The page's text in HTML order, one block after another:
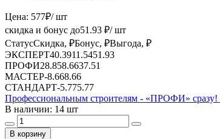
Цена: 577₽/ шт
скидка и бонус до51.93 ₽/ шт
СтатусСкидка, ₽Бонус, ₽Выгода, ₽
ЭКСПЕРТ40.3911.5451.93
ПРОФИ28.858.6637.51
МАСТЕР-8.668.66
СТАНДАРТ-5.775.77
Профессиональным строителям - «ПРОФИ» сразу!
В наличии: 14 шт
В корзину